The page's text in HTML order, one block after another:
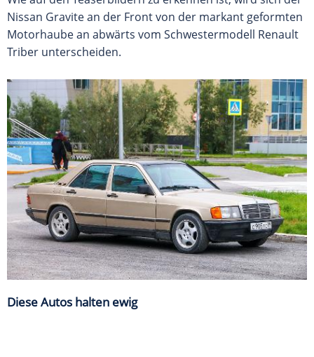
Nissan Gravite an der Front von der markant geformten
Motorhaube an abwärts vom Schwestermodell Renault
Triber unterscheiden.
Diese Autos halten ewig